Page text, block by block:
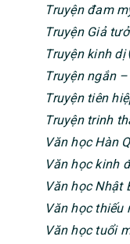
Truyện đam
Truyện Giả
Truyện kinh dị
Truyện ngắn
Truyện tiên
Truyện trinh
Văn học Hàn
Văn học kinh
Văn học Nhật
Văn học thiếu
Văn học tuổi